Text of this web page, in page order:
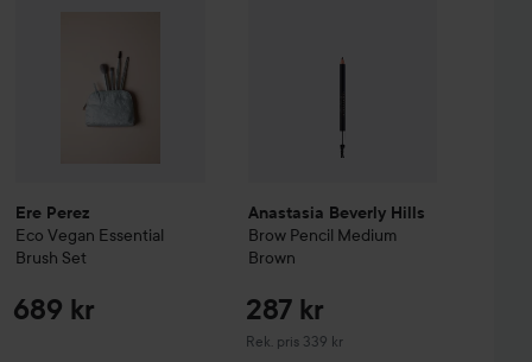
Ere Perez
Eco Vegan Essential
Brush Set
689 kr
Anastasia Beverly Hills
Brow Pencil Medium
Brown
287 kr
Rek. pris 339 kr
Rekommenderat pris 339 kr